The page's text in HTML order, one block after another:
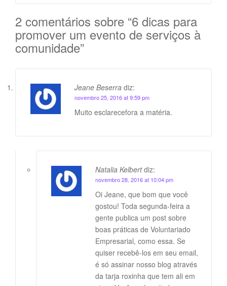
2 comentários sobre “6 dicas para
promover um evento de serviços à
comunidade”
Jeane Beserra diz:
novembro 25, 2016 at 9:59 pm
Muito esclarecefora a matéria.
Natalia Kelbert diz:
novembro 28, 2016 at 10:04 pm
Oi Jeane, que bom que você
gostou! Toda segunda-feira a
gente publica um post sobre
boas práticas de Voluntariado
Empresarial, como essa. Se
quiser recebê-los em seu email,
é só assinar nosso blog através
da tarja roxinha que tem ali em